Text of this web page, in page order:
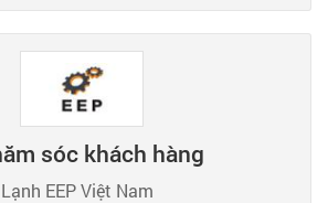
sóc khách hàng
EEP Việt Nam